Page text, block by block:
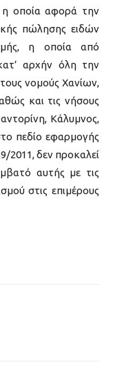
η οποία αφορά την
πώλησης ειδών
η οποία από
αρχήν όλη την
τους νομούς Χανίων,
και τις νήσους
Κάλυμνος,
πεδίο εφαρμογής
2011, δεν προκαλεί
αυτής με τις
στις επιμέρους